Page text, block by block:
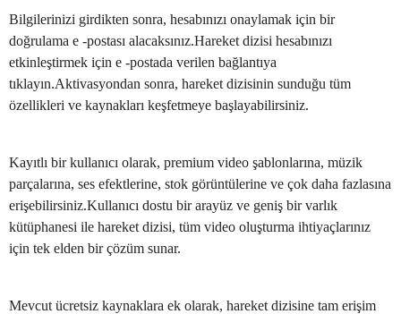
Bilgilerinizi girdikten sonra, hesabınızı onaylamak için bir
doğrulama e -postası alacaksınız.Hareket dizisi hesabınızı
etkinleştirmek için e -postada verilen bağlantıya
tıklayın.Aktivasyondan sonra, hareket dizisinin sunduğu tüm
özellikleri ve kaynakları keşfetmeye başlayabilirsiniz.
Kayıtlı bir kullanıcı olarak, premium video şablonlarına, müzik
parçalarına, ses efektlerine, stok görüntülerine ve çok daha fazlasına
erişebilirsiniz.Kullanıcı dostu bir arayüz ve geniş bir varlık
kütüphanesi ile hareket dizisi, tüm video oluşturma ihtiyaçlarınız
için tek elden bir çözüm sunar.
Mevcut ücretsiz kaynaklara ek olarak, hareket dizisine tam erişim